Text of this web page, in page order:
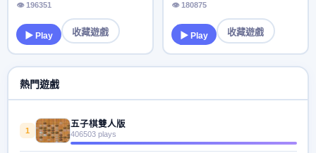
👁 196351
▶ Play 收藏遊戲
👁 180875
▶ Play 收藏遊戲
熱門遊戲
1
五子棋雙人版
406503 plays